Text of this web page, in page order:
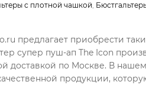
с плотной чашкой,
предлагает приобрести
супер пуш-ап The Icon
доставкой по Москве. В нашем
продукции,